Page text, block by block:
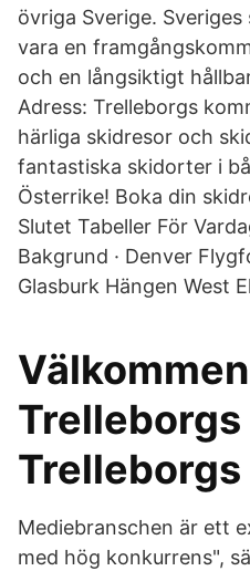
övriga Sverige.
vara en
och en långsiktigt
Adress: Trelleborgs
härliga skidresor och
fantastiska skidorter i
Österrike! Boka din
Slutet Tabeller För
Bakgrund · Denver
Glasburk Hängen West
Mediebranschen är ett
med hög konkurrens",